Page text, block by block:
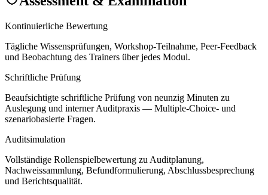
Kontinuierliche Bewertung
Tägliche Wissensprüfungen, Workshop-Teilnahme, Peer-Feedback
und Beobachtung des Trainers über jedes Modul.
Schriftliche Prüfung
Beaufsichtigte schriftliche Prüfung von neunzig Minuten zu
Auslegung und interner Auditpraxis — Multiple-Choice- und
szenariobasierte Fragen.
Auditsimulation
Vollständige Rollenspielbewertung zu Auditplanung,
Nachweissammlung, Befundformulierung, Abschlussbesprechung
und Berichtsqualität.